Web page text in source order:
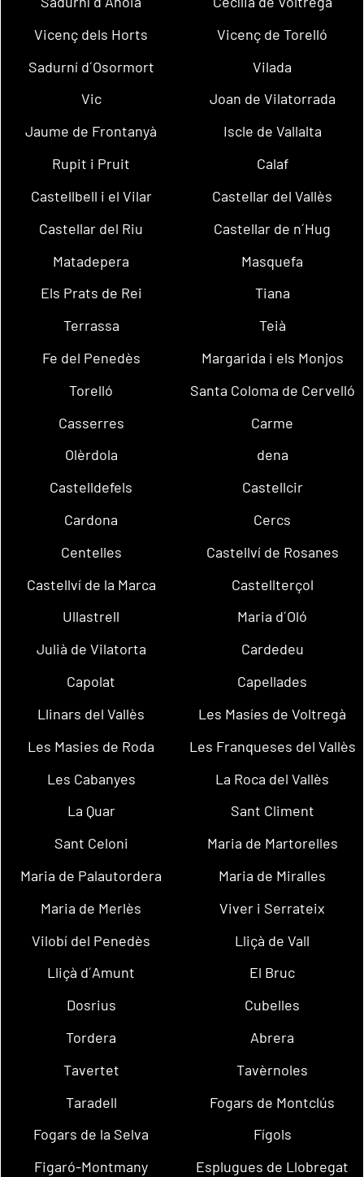
Vicenç dels Horts
Vicenç de Torelló
Sadurní d´Osormort
Vilada
Vic
Joan de Vilatorrada
Jaume de Frontanyà
Iscle de Vallalta
Rupit i Pruit
Calaf
Castellbell i el Vilar
Castellar del Vallès
Castellar del Riu
Castellar de n´Hug
Matadepera
Masquefa
Els Prats de Rei
Tiana
Terrassa
Teià
Fe del Penedès
Margarida i els Monjos
Torelló
Santa Coloma de Cervelló
Casserres
Carme
Olèrdola
dena
Castelldefels
Castellcir
Cardona
Cercs
Centelles
Castellví de Rosanes
Castellví de la Marca
Castellterçol
Ullastrell
Maria d´Oló
Julià de Vilatorta
Cardedeu
Capolat
Capellades
Llinars del Vallès
Les Masíes de Voltregà
Les Masies de Roda
Les Franqueses del Vallès
Les Cabanyes
La Roca del Vallès
La Quar
Sant Climent
Sant Celoni
Maria de Martorelles
Maria de Palautordera
Maria de Miralles
Maria de Merlès
Viver i Serrateix
Vilobí del Penedès
Lliçà de Vall
Lliçà d´Amunt
El Bruc
Dosrius
Cubelles
Tordera
Abrera
Tavertet
Tavèrnoles
Taradell
Fogars de Montclús
Fogars de la Selva
Fígols
Figaró-Montmany
Esplugues de Llobregat